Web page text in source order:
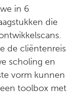
in 6
die
de cliëntenreis
scholing en
vorm kunnen
toolbox met